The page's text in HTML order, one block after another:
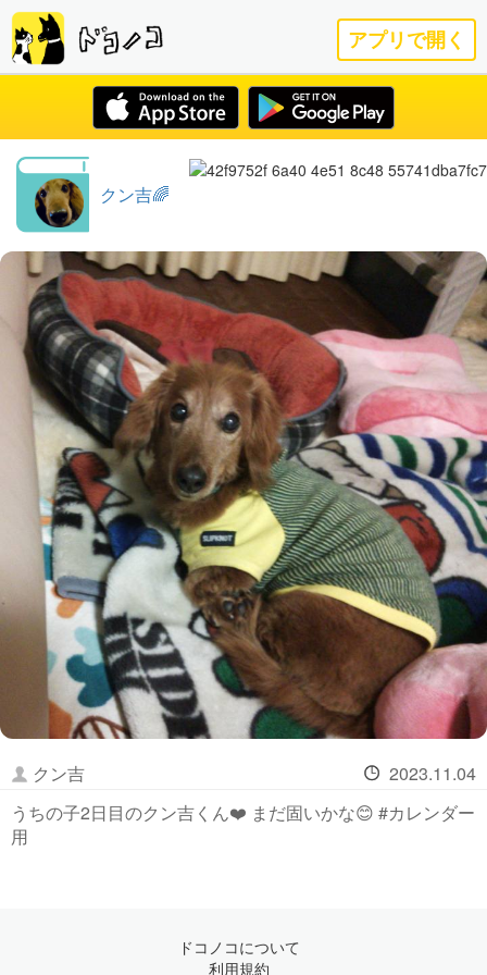
アプリで開く
クン吉🌈
クン吉
2023.11.04
うちの子2日目のクン吉くん❤️ まだ固いかな😊 #カレンダー
用
ドコノコについて
利用規約